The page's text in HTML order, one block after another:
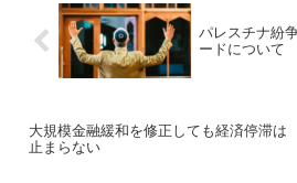
パレスチナ紛
ードについて
大規模金融緩和を修正しても経済停滞は
止まらない